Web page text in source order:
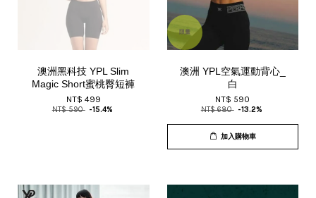
澳洲黑科技 YPL Slim
Magic Short蜜桃臀短褲
NT$ 499
NT$ 590 -15.4%
限量
澳洲 YPL空氣運動背心_
白
NT$ 590
NT$ 680 -13.2%
加入購物車